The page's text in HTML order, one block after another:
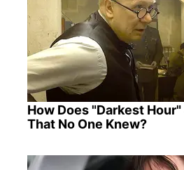
How Does "Darkest
That No One Knew?